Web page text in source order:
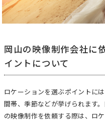
岡山の映像制作会社に
イントについて
ロケーションを選ぶポイントに
間帯、季節などが挙げられます
の映像制作を依頼する際は、ロ